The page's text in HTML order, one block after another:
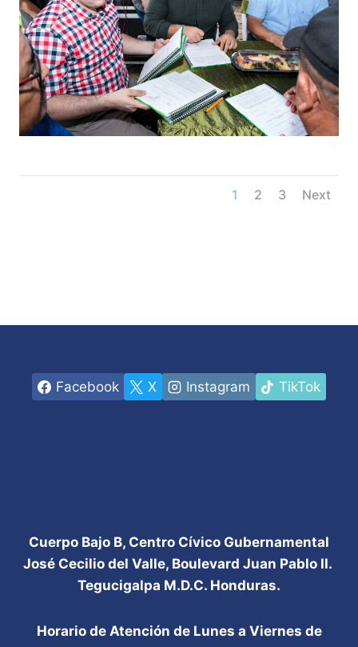
1 2 3 Next
Facebook X Instagram TikTok
Cuerpo Bajo B, Centro Cívico Gubernamental
José Cecilio del Valle, Boulevard Juan Pablo II.
Tegucigalpa M.D.C. Honduras.
Horario de Atención de Lunes a Viernes de